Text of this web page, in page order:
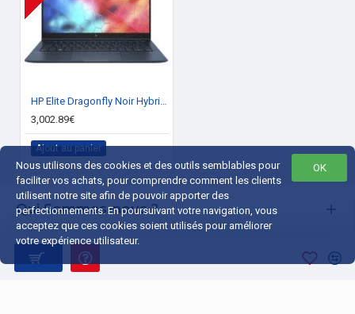
HP Elite Dragonfly Noir Hybride (2-en-1) 33,8 cm (13.3") 1920 x 1080 pixels Écran tactile Intel® Core i7 de 8e génération 16 Go LPDDR3-SDRAM 512 Go SSD Wi-Fi 6 (802.11ax) Windows 10 Pro
3,002.89€
Ajout au panier
Qui Sommes-nous ?
Liens Utiles
OK
Nous utilisons des cookies et des outils semblables pour
faciliter vos achats, pour comprendre comment les clients
utilisent notre site afin de pouvoir apporter des
perfectionnements. En poursuivant votre navigation, vous
acceptez que ces cookies soient utilisés pour améliorer
votre expérience utilisateur.